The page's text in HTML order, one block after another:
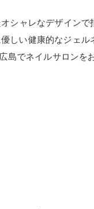
シャレなデザインで
しい健康的なジェル
島でネイルサロンを